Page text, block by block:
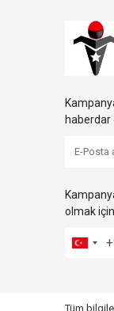
haberdar
olmak için
Tüm